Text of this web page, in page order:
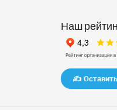
Наш
✍️